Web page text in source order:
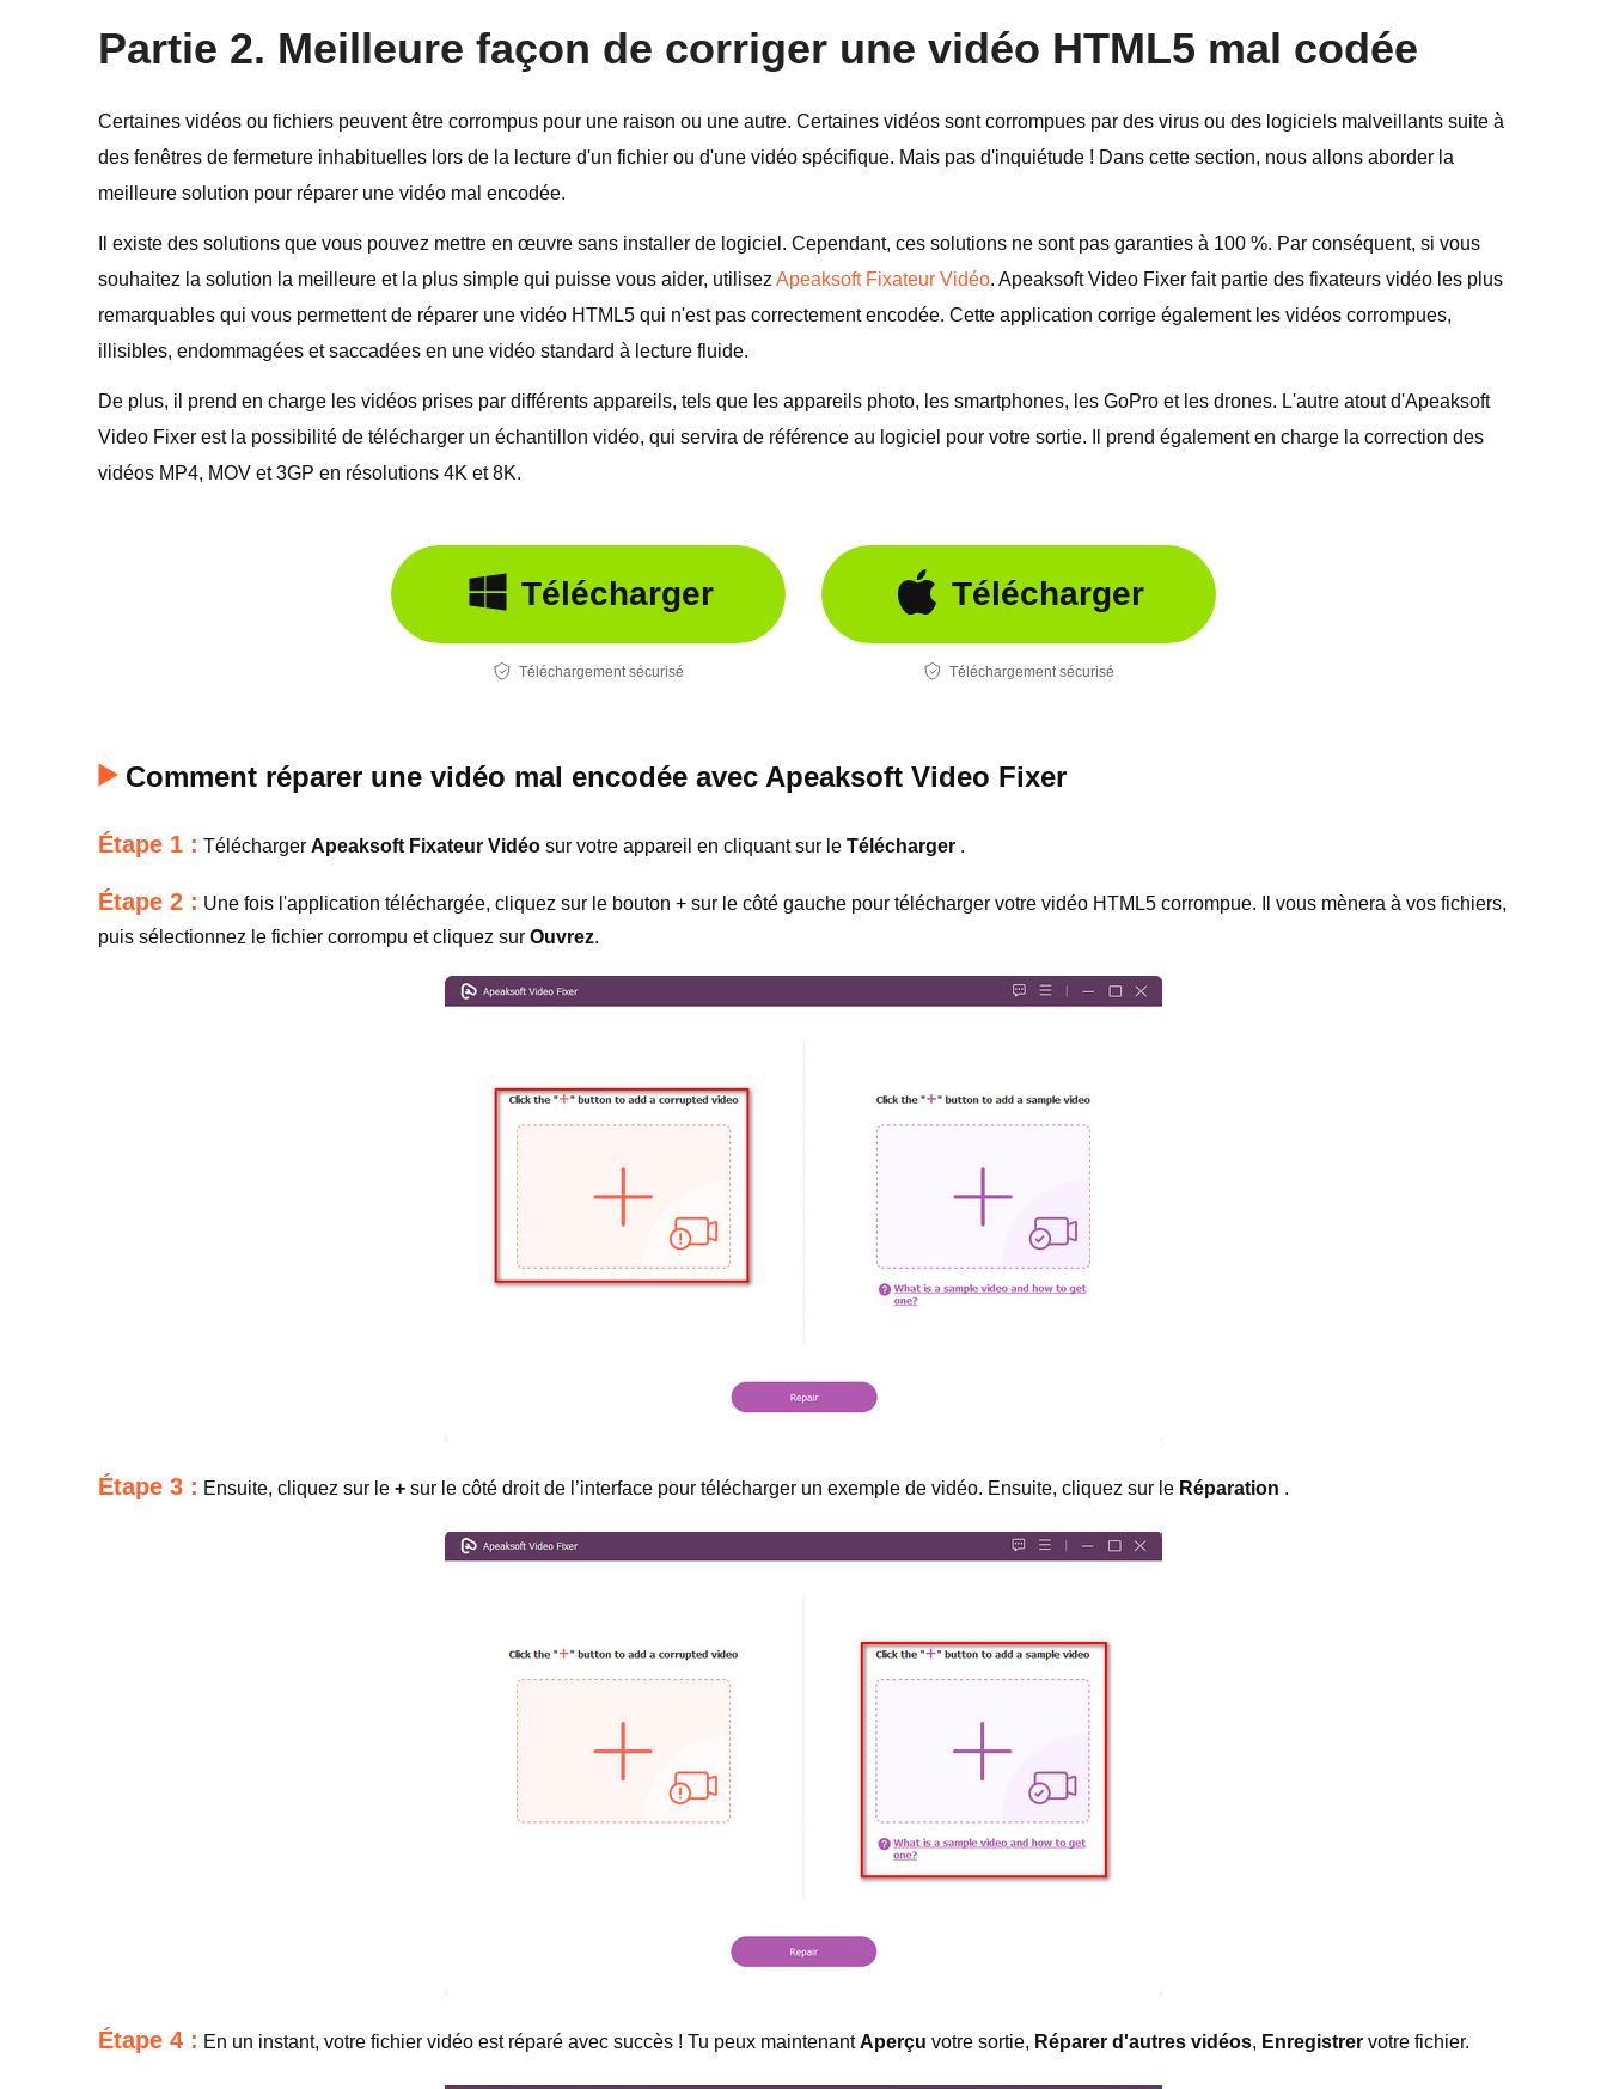
Partie 2. Meilleure façon de corriger une vidéo HTML5 mal codée
Certaines vidéos ou fichiers peuvent être corrompus pour une raison ou une autre. Certaines vidéos sont corrompues par des virus ou des logiciels malveillants suite à
des fenêtres de fermeture inhabituelles lors de la lecture d'un fichier ou d'une vidéo spécifique. Mais pas d'inquiétude ! Dans cette section, nous allons aborder la
meilleure solution pour réparer une vidéo mal encodée.
Il existe des solutions que vous pouvez mettre en œuvre sans installer de logiciel. Cependant, ces solutions ne sont pas garanties à 100 %. Par conséquent, si vous
souhaitez la solution la meilleure et la plus simple qui puisse vous aider, utilisez Apeaksoft Fixateur Vidéo. Apeaksoft Video Fixer fait partie des fixateurs vidéo les plus
remarquables qui vous permettent de réparer une vidéo HTML5 qui n'est pas correctement encodée. Cette application corrige également les vidéos corrompues,
illisibles, endommagées et saccadées en une vidéo standard à lecture fluide.
De plus, il prend en charge les vidéos prises par différents appareils, tels que les appareils photo, les smartphones, les GoPro et les drones. L'autre atout d'Apeaksoft
Video Fixer est la possibilité de télécharger un échantillon vidéo, qui servira de référence au logiciel pour votre sortie. Il prend également en charge la correction des
vidéos MP4, MOV et 3GP en résolutions 4K et 8K.
Télécharger
Téléchargement sécurisé
Télécharger
Téléchargement sécurisé
Comment réparer une vidéo mal encodée avec Apeaksoft Video Fixer
Étape 1 : Télécharger Apeaksoft Fixateur Vidéo sur votre appareil en cliquant sur le Télécharger .
Étape 2 : Une fois l'application téléchargée, cliquez sur le bouton + sur le côté gauche pour télécharger votre vidéo HTML5 corrompue. Il vous mènera à vos fichiers,
puis sélectionnez le fichier corrompu et cliquez sur Ouvrez.
Étape 3 : Ensuite, cliquez sur le + sur le côté droit de l’interface pour télécharger un exemple de vidéo. Ensuite, cliquez sur le Réparation .
Étape 4 : En un instant, votre fichier vidéo est réparé avec succès ! Tu peux maintenantAperçu votre sortie, Réparer d'autres vidéos, Enregistrer votre fichier.